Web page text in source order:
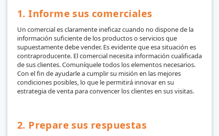
1. Informe sus comerciales
Un comercial es claramente ineficaz cuando no dispone de la
información suficiente de los productos o servicios que
supuestamente debe vender. Es evidente que esa situación es
contraproducente. El comercial necesita información cualificada
de sus clientes. Comuníquele todos los elementos necesarios.
Con el fin de ayudarle a cumplir su misión en las mejores
condiciones posibles, lo que le permitirá innovar en su
estrategia de venta para convencer los clientes en sus visitas.
2. Prepare sus respuestas